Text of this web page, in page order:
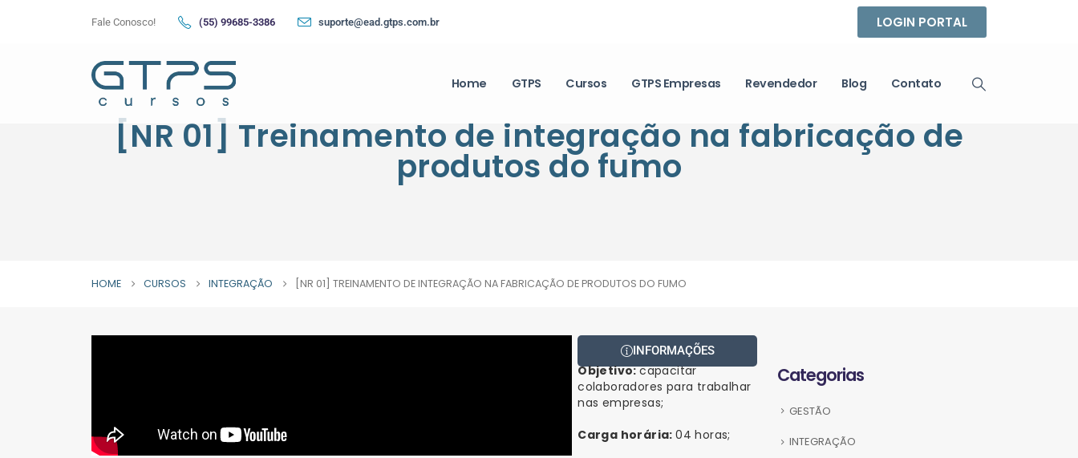
Fale Conosco! (55) 99685-3386 suporte@ead.gtps.com.br LOGIN PORTAL
Home GTPS Cursos GTPS Empresas Revendedor Blog Contato
[NR 01] Treinamento de integração na fabricação de
produtos do fumo
HOME CURSOS INTEGRAÇÃO [NR 01] TREINAMENTO DE INTEGRAÇÃO NA FABRICAÇÃO DE PRODUTOS DO FUMO
INFORMAÇÕES
Objetivo:capacitar
colaboradores para trabalhar
nas empresas;
Carga horária:04 horas;
Categorias
GESTÃO
INTEGRAÇÃO